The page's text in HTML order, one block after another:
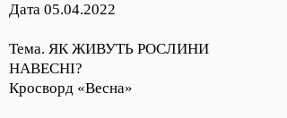
Дата 05.04.2022
Тема. ЯК ЖИВУТЬ РОСЛИНИ
НАВЕСНІ?
Кросворд «Весна»